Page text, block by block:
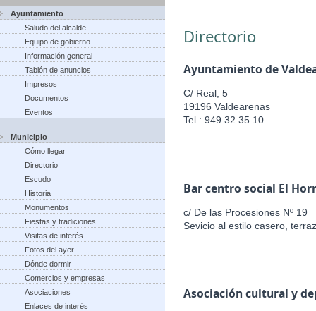
Ayuntamiento
Saludo del alcalde
Equipo de gobierno
Información general
Tablón de anuncios
Impresos
Documentos
Eventos
Municipio
Cómo llegar
Directorio
Escudo
Historia
Monumentos
Fiestas y tradiciones
Visitas de interés
Fotos del ayer
Dónde dormir
Comercios y empresas
Asociaciones
Enlaces de interés
Directorio
Ayuntamiento de
C/ Real, 5
19196 Valdearenas
Tel.: 949 32 35 10
Bar centro social El
c/ De las Procesiones Nº 19
Sevicio al estilo casero,
Asociación cultural y